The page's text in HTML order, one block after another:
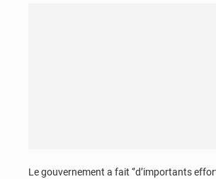
Le gouvernement a fait ‘’d’importants